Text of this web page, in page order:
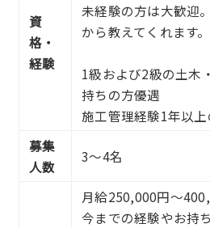
資
格・
経験
未経験の方は大歓迎
から教えてくれます。
1級および2級の土木
持ちの方優遇
施工管理経験1年以
募集
人数
3〜4名
月給250,000円〜
今までの経験やお持